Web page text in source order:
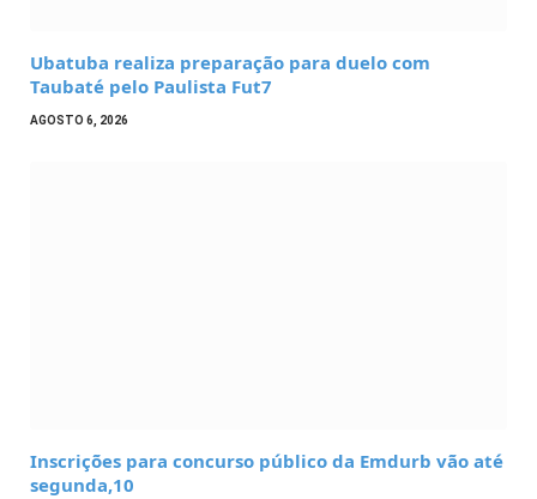
Ubatuba realiza preparação para duelo com
Taubaté pelo Paulista Fut7
AGOSTO 6, 2026
Inscrições para concurso público da Emdurb vão até
segunda,10